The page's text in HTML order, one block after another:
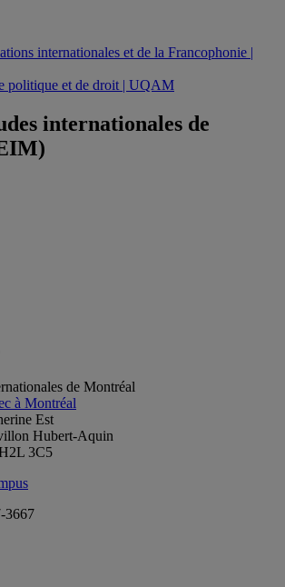
internationales de
de Montréal
à Montréal
Est
Hubert-Aquin
3C5
3667